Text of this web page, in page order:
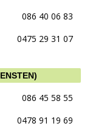
086 40 06 83
0475 29 31 07
086 45 58 55
0478 91 19 69